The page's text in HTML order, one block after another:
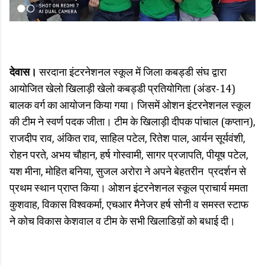
देवास। सरदाना इंटरनेशनल स्कूल में जिला कबड्डी संघ द्वारा
आयोजित खेलो खिलाड़ी खेलो कबड्डी प्रतियोगिता (अंडर-14)
बालक वर्ग का आयोजन किया गया। जिसमें ओशन इंटरनेशनल स्कूल
की टीम ने स्वर्ण पदक जीता। टीम के खिलाड़ी दीपक पांचाल (कप्तान),
राजदीप राव, अंकित राव, साहिल पटेल, रितेश पाल, आर्यन सूर्यवंशी,
रोहन परते, अभय चौहान, हर्ष गोस्वामी, सागर प्रजापति, पीयूष पटेल,
यश मीना, मोहित बनिया, सुजल अरोरा ने अपने बेहतरीन प्रदर्शन से
प्रथम स्थान प्राप्त किया। ओशन इंटरनेशनल स्कूल प्राचार्य ममता
कुशवाह, विकास विश्वकर्मा, एचआर मैनेजर हर्ष सोनी व समस्त स्टाफ
ने कोच विकास केशवाल व टीम के सभी खिलाडिय़ों को बधाई दी।